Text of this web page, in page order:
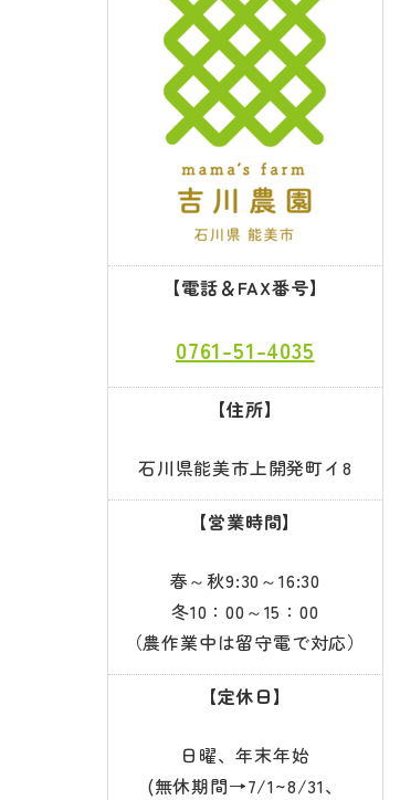
【電話＆FAX番号】
0761-51-4035
【住所】
石川県能美市上開発町イ8
【営業時間】
春～秋9:30～16:30
冬10：00～15：00
（農作業中は留守電で対応）
【定休日】
日曜、年末年始
(無休期間→7/1~8/31、